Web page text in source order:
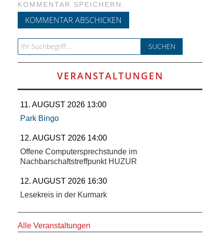
KOMMENTAR SPEICHERN.
Search for:
VERANSTALTUNGEN
11. AUGUST 2026 13:00
Park Bingo
12. AUGUST 2026 14:00
Offene Computersprechstunde im
Nachbarschaftstreffpunkt HUZUR
12. AUGUST 2026 16:30
Lesekreis in der Kurmark
Alle Veranstaltungen